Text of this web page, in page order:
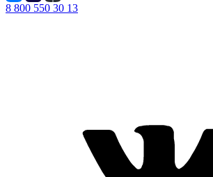
8 800 550 30 13